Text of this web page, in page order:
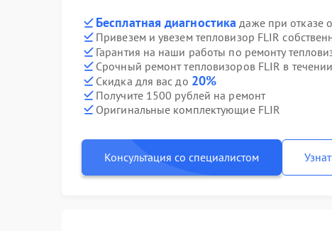
Бесплатная диагностика даже при отказе
Привезем и увезем тепловизор FLIR
Гарантия на наши работы по ремонту
Срочный ремонт тепловизоров FLIR в
Скидка для вас до 20%
Получите 1500 рублей на ремонт
Оригинальные комплектующие FLIR
Консультация со специалистом